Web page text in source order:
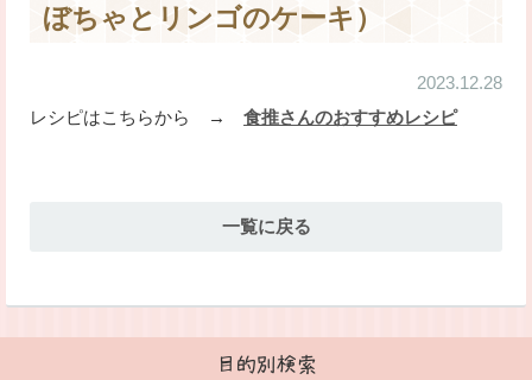
ぼちゃとリンゴのケーキ）
2023.12.28
レシピはこちらから
→ 食推さんのおすすめレシピ
一覧に戻る
目的別検索